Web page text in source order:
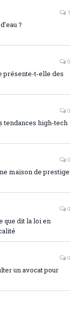
1
?
0
présente-t-elle des
0
tendances high-tech
0
maison de prestige
0
que dit la loi en
0
un avocat pour